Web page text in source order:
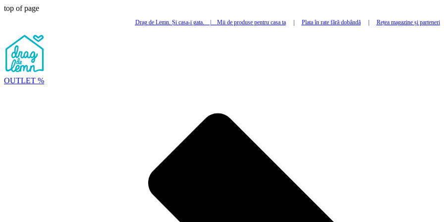
top of page
Drag de Lemn. Și casa-i gata. Mii de produse pentru casa ta| Plata în rate fără dobândă| Rețea magazine și parteneri
OUTLET %